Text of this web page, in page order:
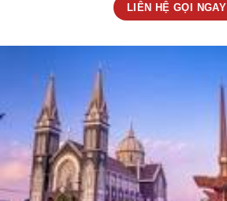
LIÊN HỆ GỌI NGAY